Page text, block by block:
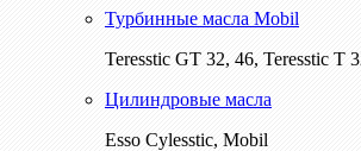
Турбинные масла Mobil
Teresstic GT 32, 46, Teresstic T
Цилиндровые масла
Esso Cylesstic, Mobil